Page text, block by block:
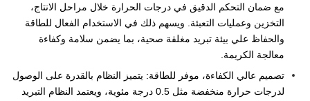
مع ضمان التحكم الدقيق في درجات الحرارة خلال مراحل الانتاج،
التخزين وعمليات التعبئة. ويسهم ذلك في الاستخدام الفعال للطاقة
والحفاظ علي بيئة تبريد مغلقة صحية، بما يضمن سلامة وكفاءة
معالجة الكريمة.
تصميم عالي الكفاءة، موفر للطاقة: يتميز النظام بالقدرة على الوصول
لدرجات حرارة منخفضة مثل 0.5 درجة مئوية، ويعتمد النظام التبريد